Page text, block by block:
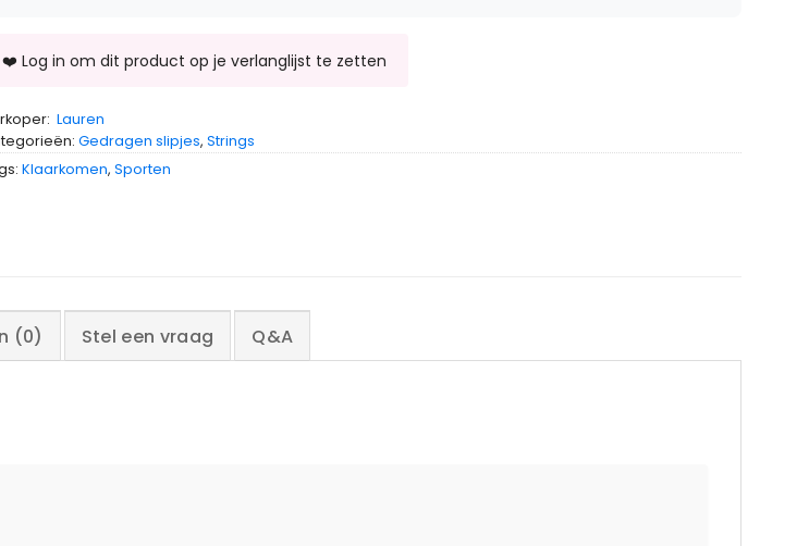
Lauren
Gedragen slipjes, Strings
Klaarkomen, Sporten
(0) Stel een vraag Q&A